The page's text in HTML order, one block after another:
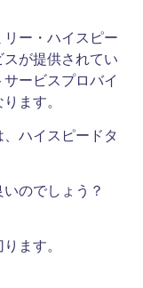
ー・ハイスピー
スが提供されてい
ービスプロバイ
ます。
ハイスピードタ
いのでしょう？
ます。